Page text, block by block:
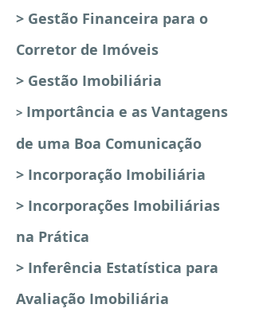
> Gestão Financeira para o
Corretor de Imóveis
> Gestão Imobiliária
> Importância e as Vantagens
de uma Boa Comunicação
> Incorporação Imobiliária
> Incorporações Imobiliárias
na Prática
> Inferência Estatística para
Avaliação Imobiliária